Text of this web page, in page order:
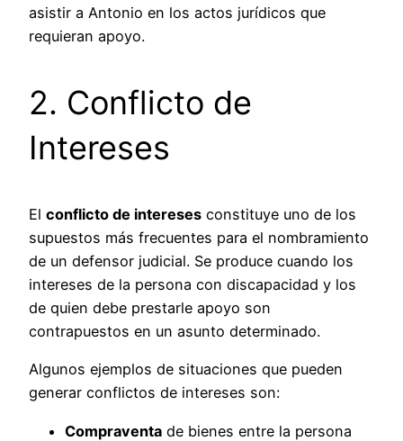
asistir a Antonio en los actos jurídicos que
requieran apoyo.
2. Conflicto de
Intereses
El conflicto de intereses constituye uno de los
supuestos más frecuentes para el nombramiento
de un defensor judicial. Se produce cuando los
intereses de la persona con discapacidad y los
de quien debe prestarle apoyo son
contrapuestos en un asunto determinado.
Algunos ejemplos de situaciones que pueden
generar conflictos de intereses son:
Compraventa de bienes entre la persona